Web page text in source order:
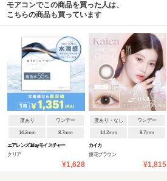
モアコンでこの商品を買った人は、
こちらの商品も買っています
度あり ワンデー
14.2mm 8.7mm
エアレンズ 1day モイスチャー
クリア
¥1,628
度あり・なし ワンデー
14.2mm 8.7mm
カイカ
優花ブラウン
¥1,815